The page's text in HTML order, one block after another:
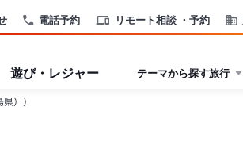
電話予約 リモート相談 ・予約
遊び・レジャー テーマから探す旅行
））